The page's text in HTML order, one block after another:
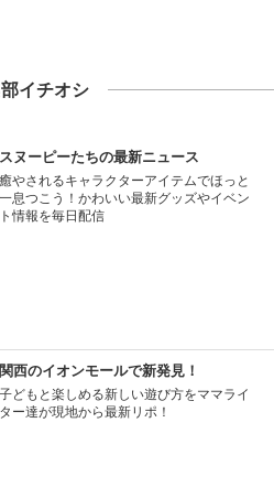
イチオシ
スヌーピーたちの最新ニュース
癒やされるキャラクターアイテムでほっと
一息つこう！かわいい最新グッズやイベン
ト情報を毎日配信
関西のイオンモールで新発見！
子どもと楽しめる新しい遊び方をママライ
ター達が現地から最新リポ！